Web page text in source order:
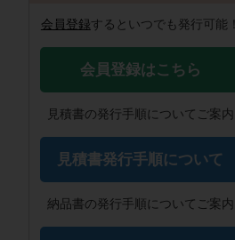
会員登録するといつでも発行可能！
会員登録はこちら
見積書の発行手順についてご案内
見積書発行手順について
納品書の発行手順についてご案内